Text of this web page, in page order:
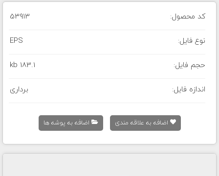
کد محصول: 53913
نوع فایل: EPS
حجم فایل: 183.1 kb
اندازه فایل: برداری
اضافه به علاقه مندی اضافه به پوشه ها